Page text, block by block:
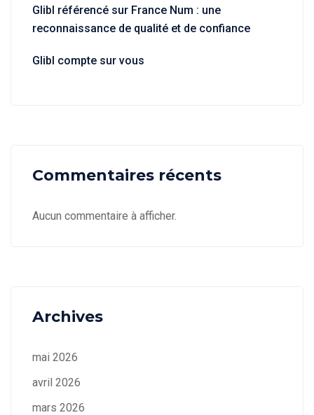
Glibl référencé sur France Num : une
reconnaissance de qualité et de confiance
Glibl compte sur vous
Commentaires récents
Aucun commentaire à afficher.
Archives
mai 2026
avril 2026
mars 2026